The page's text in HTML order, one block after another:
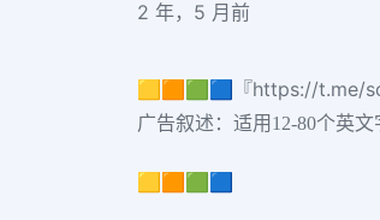
2 年，5 月前
🟨🟧🟩🟦『https://t.me/
广告叙述：适用12-80个英
🟨🟧🟩🟦